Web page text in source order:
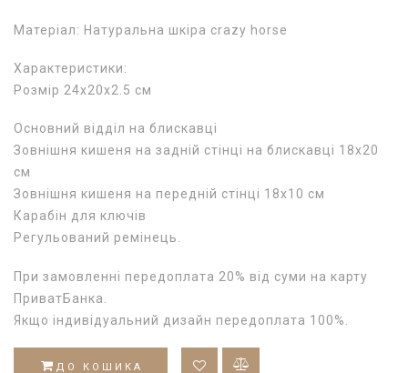
Матеріал: Натуральна шкіра crazy horse
Характеристики:
Розмір 24х20х2.5 см
Основний відділ на блискавці
Зовнішня кишеня на задній стінці на блискавці 18х20
см
Зовнішня кишеня на передній стінці 18х10 см
Карабін для ключів
Регульований ремінець.
При замовленні передоплата 20% від суми на карту
ПриватБанка.
Якщо індивідуальний дизайн передоплата 100%.
ДО КОШИКА